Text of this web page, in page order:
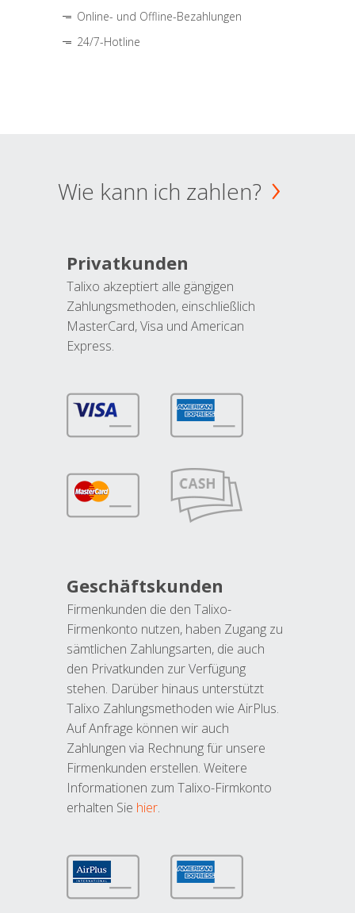
Online- und Offline-Bezahlungen
24/7-Hotline
Wie kann ich zahlen?
Privatkunden
Talixo akzeptiert alle gängigen
Zahlungsmethoden, einschließlich
MasterCard, Visa und American
Express.
Geschäftskunden
Firmenkunden die den Talixo-
Firmenkonto nutzen, haben Zugang zu
sämtlichen Zahlungsarten, die auch
den Privatkunden zur Verfügung
stehen. Darüber hinaus unterstützt
Talixo Zahlungsmethoden wie AirPlus.
Auf Anfrage können wir auch
Zahlungen via Rechnung für unsere
Firmenkunden erstellen. Weitere
Informationen zum Talixo-Firmkonto
erhalten Sie hier.